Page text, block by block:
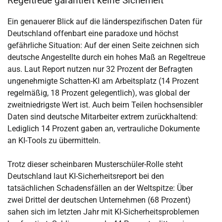
Ein genauerer Blick auf die länderspezifischen Daten für
Deutschland offenbart eine paradoxe und höchst
gefährliche Situation: Auf der einen Seite zeichnen sich
deutsche Angestellte durch ein hohes Maß an Regeltreue
aus. Laut Report nutzen nur 32 Prozent der Befragten
ungenehmigte Schatten-KI am Arbeitsplatz (14 Prozent
regelmäßig, 18 Prozent gelegentlich), was global der
zweitniedrigste Wert ist. Auch beim Teilen hochsensibler
Daten sind deutsche Mitarbeiter extrem zurückhaltend:
Lediglich 14 Prozent gaben an, vertrauliche Dokumente
an KI-Tools zu übermitteln.
Trotz dieser scheinbaren Musterschüler-Rolle steht
Deutschland laut KI-Sicherheitsreport bei den
tatsächlichen Schadensfällen an der Weltspitze: Über
zwei Drittel der deutschen Unternehmen (68 Prozent)
sahen sich im letzten Jahr mit KI-Sicherheitsproblemen